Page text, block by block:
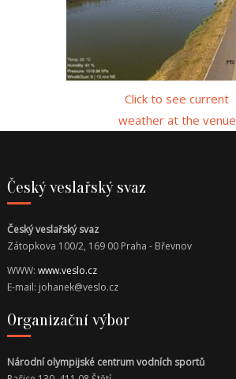
Click to see current
weather at the venue
Český veslařský svaz
Český veslařský svaz
Zátopkova 100/2, 169 00 Praha - Břevnov
WWW: www.veslo.cz
E-mail: johanek@veslo.cz
Organizační výbor
Národní olympijské centrum vodních sportů